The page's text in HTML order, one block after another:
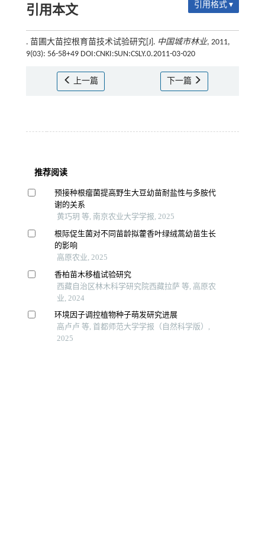
引用本文 引用格式 ▾
. 苗圃大苗控根育苗技术试验研究[J]. 中国城市林业, 2011,
9(03): 56-58+49 DOI:CNKI:SUN:CSLY.0.2011-03-020
上一篇 下一篇